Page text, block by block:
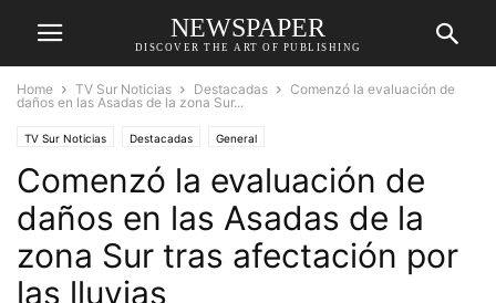
NEWSPAPER
DISCOVER THE ART OF PUBLISHING
Home TV Sur Noticias Destacadas
Comenzó la evaluación de
daños en las Asadas de la zona Sur...
TV Sur Noticias Destacadas General
Comenzó la evaluación de
daños en las Asadas de la
zona Sur tras afectación por
las lluvias